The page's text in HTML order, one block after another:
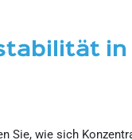
Sie, wie sich